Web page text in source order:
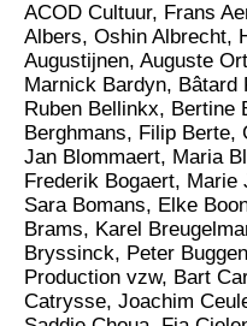
ACOD Cultuur, Frans
Albers, Oshin Albrecht,
Augustijnen, Auguste
Marnick Bardyn,
Ruben Bellinkx, Bertine
Berghmans, Filip Berte,
Jan Blommaert, Maria
Frederik Bogaert, Marie
Sara Bomans, Elke
Brams, Karel
Bryssinck, Peter
Production vzw, Bart
Catrysse, Joachim